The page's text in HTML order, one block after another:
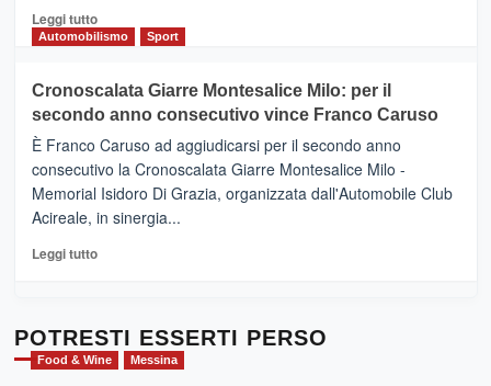
Gusto,
il
tra
sapori
vicoli
medievali
Leggi tuttoLeggi
di
Mondello
(Palermo)
–
“E
adesso
Pasta
–
Sicilia
l’
evento
per
Automobilismo Sport
Cronoscalata Giarre Montesalice Milo: per il
secondo anno consecutivo vince Franco Caruso
È Franco Caruso ad aggiudicarsi per il secondo anno
consecutivo la Cronoscalata Giarre Montesalice Milo -
Memorial Isidoro Di Grazia, organizzata dall'Automobile Club
Acireale, in sinergia...
Leggi tuttoLeggi
Cronoscalata
Giarre
Montesalice
POTRESTI ESSERTI PERSO
Food & Wine Messina